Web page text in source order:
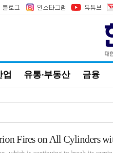
업 유통·부동산 금융